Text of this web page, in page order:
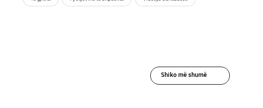
Shiko më shumë